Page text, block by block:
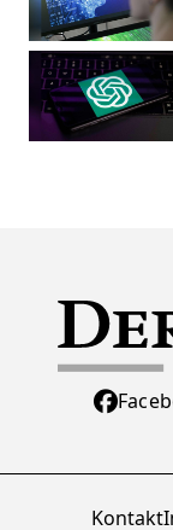
Kontakt